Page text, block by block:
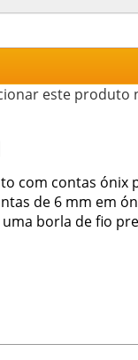
este produto
com contas
de 6 mm em
borla de fio